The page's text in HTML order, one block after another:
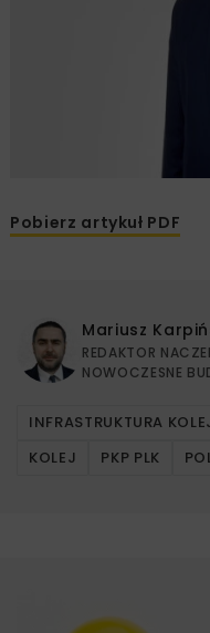
Pobierz artykuł PDF
Mariusz
REDAKTOR
NOWOCZESNE
INFRASTRUKTURA
KOLEJ
PKP PLK